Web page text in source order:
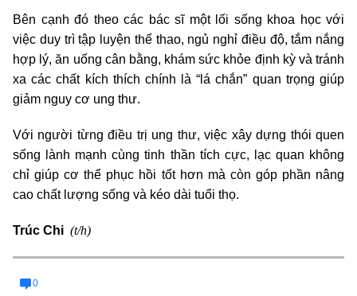
Bên cạnh đó theo các bác sĩ một lối sống khoa học với
việc duy trì tập luyện thể thao, ngủ nghỉ điều độ, tắm nắng
hợp lý, ăn uống cân bằng, khám sức khỏe định kỳ và tránh
xa các chất kích thích chính là “lá chắn” quan trọng giúp
giảm nguy cơ ung thư.
Với người từng điều trị ung thư, việc xây dựng thói quen
sống lành mạnh cùng tinh thần tích cực, lạc quan không
chỉ giúp cơ thể phục hồi tốt hơn mà còn góp phần nâng
cao chất lượng sống và kéo dài tuổi thọ.
Trúc Chi (t/h)
0